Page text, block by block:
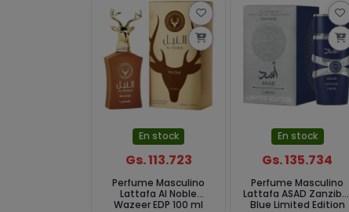
En stock
Gs. 113.723
Perfume Masculino
Lattafa Al Noble
Wazeer EDP 100 ml
En stock
Gs. 135.734
Perfume Masculino
Lattafa ASAD Zanzibar
Blue Limited Edition